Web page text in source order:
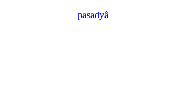
pasadyâ